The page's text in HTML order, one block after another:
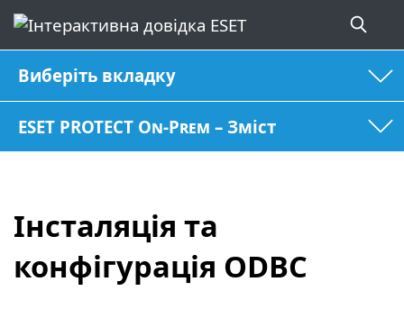
Виберіть вкладку
ESET PROTECT On-Prem – Зміст
Інсталяція та
конфігурація ODBC